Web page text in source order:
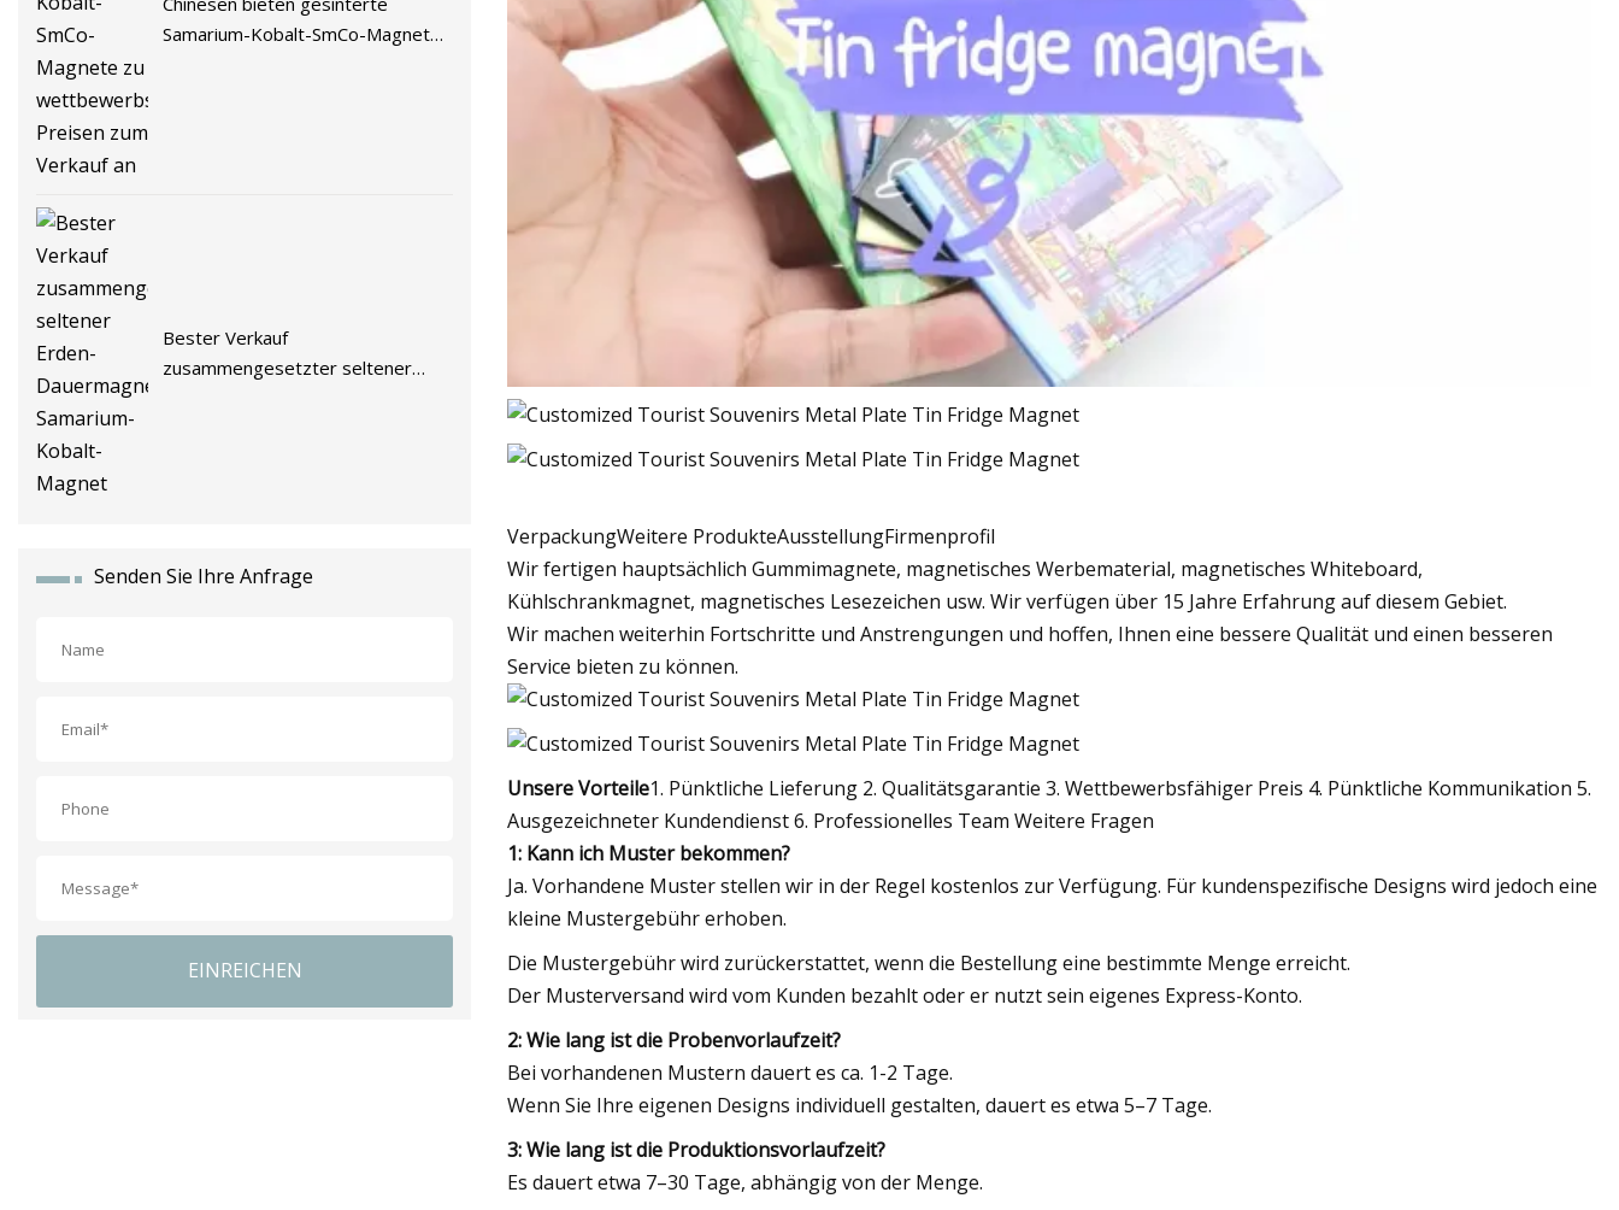
Samarium-Kobalt-SmCo-Magnete
Bester Verkauf
zusammengesetzter seltener
Senden Sie Ihre Anfrage
EINREICHEN
VerpackungWeitere ProdukteAusstellungFirmenprofil
Wir fertigen hauptsächlich Gummimagnete, magnetisches Werbematerial, magnetisches Whiteboard,
Kühlschrankmagnet, magnetisches Lesezeichen usw. Wir verfügen über 15 Jahre Erfahrung auf diesem Gebiet.
Wir machen weiterhin Fortschritte und Anstrengungen und hoffen, Ihnen eine bessere Qualität und einen besseren
Service bieten zu können.
Unsere Vorteile1. Pünktliche Lieferung 2. Qualitätsgarantie 3. Wettbewerbsfähiger Preis 4. Pünktliche Kommunikation 5.
Ausgezeichneter Kundendienst 6. Professionelles Team Weitere Fragen
1: Kann ich Muster bekommen?
Ja. Vorhandene Muster stellen wir in der Regel kostenlos zur Verfügung. Für kundenspezifische Designs wird jedoch eine
kleine Mustergebühr erhoben.
Die Mustergebühr wird zurückerstattet, wenn die Bestellung eine bestimmte Menge erreicht.
Der Musterversand wird vom Kunden bezahlt oder er nutzt sein eigenes Express-Konto.
2: Wie lang ist die Probenvorlaufzeit?
Bei vorhandenen Mustern dauert es ca. 1-2 Tage.
Wenn Sie Ihre eigenen Designs individuell gestalten, dauert es etwa 5–7 Tage.
3: Wie lang ist die Produktionsvorlaufzeit?
Es dauert etwa 7–30 Tage, abhängig von der Menge.